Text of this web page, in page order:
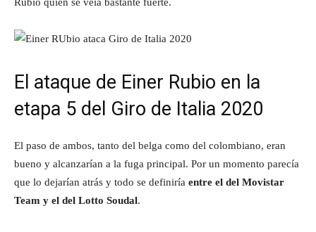
El ataque de Einer Rubio en la
etapa 5 del Giro de Italia 2020
El paso de ambos, tanto del belga como del colombiano, eran
bueno y alcanzarían a la fuga principal. Por un momento parecía
que lo dejarían atrás y todo se definiría entre el del Movistar
Team y el del Lotto Soudal.